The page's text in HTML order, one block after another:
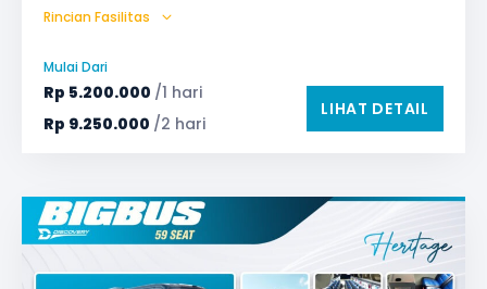
Audio
Bagasi
Safety Tools (P3K, Windows Breaker, dll)
TV LED & Android System
Water Dispenser
Rincian Fasilitas
Mulai Dari
Rp 5.200.000 /1 hari
Rp 9.250.000 /2 hari
LIHAT DETAIL